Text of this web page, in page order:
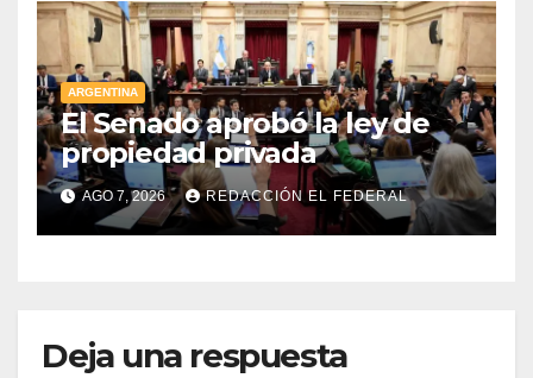
ARGENTINA
El Senado aprobó la ley de
propiedad privada
AGO 7, 2026 REDACCIÓN EL FEDERAL
Deja una respuesta